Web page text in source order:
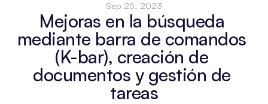
Sep 25, 2023
Mejoras en la búsqueda
mediante barra de comandos
(K-bar), creación de
documentos y gestión de
tareas